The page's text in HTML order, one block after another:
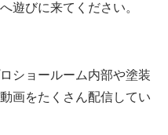
遊びに来てください。
ショールーム内部や塗装
画をたくさん配信してい